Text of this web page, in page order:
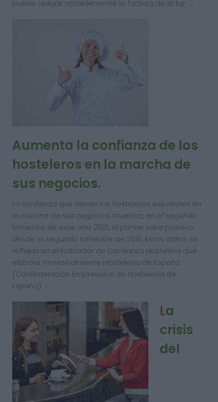
puede reducir notablemente la factura de la luz. …
Aumenta la confianza de los
hosteleros en la marcha de
sus negocios.
La confianza que tienen los hosteleros españoles en
la marcha de sus negocios muestra, en el segundo
trimestre de este año 2021, el primer valor positivo
desde el segundo trimestre de 2019. Estos datos se
reflejan en el Indicador de Confianza Hostelera que
elabora trimestralmente Hostelería de España
(Confederación Empresarial de Hostelería de
España). …
La
crisis
del